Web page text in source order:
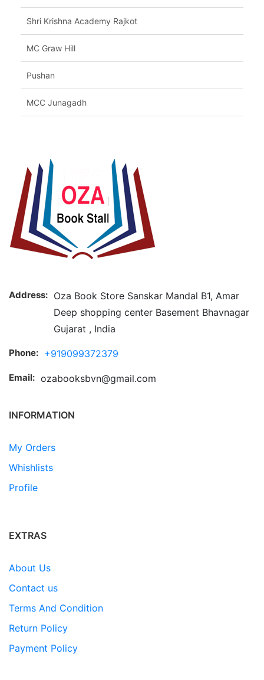
Shri Krishna Academy Rajkot
MC Graw Hill
Pushan
MCC Junagadh
Address: Oza Book Store Sanskar Mandal B1, Amar
Deep shopping center Basement Bhavnagar
Gujarat , India
Phone: +919099372379
Email: ozabooksbvn@gmail.com
INFORMATION
My Orders
Whishlists
Profile
EXTRAS
About Us
Contact us
Terms And Condition
Return Policy
Payment Policy